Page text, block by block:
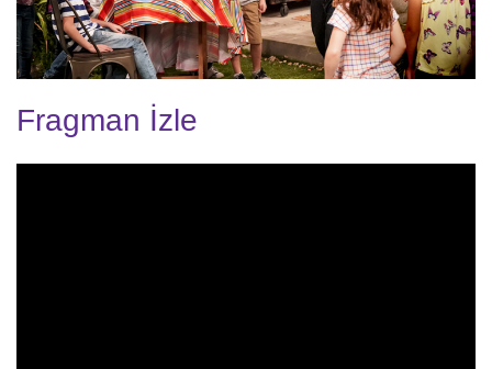
Fragman İzle